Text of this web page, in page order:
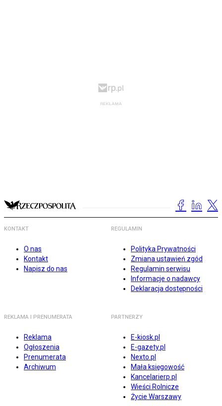
KONTAKT
O nas
Kontakt
Napisz do nas
REGULAMIN
Polityka Prywatności
Zmiana ustawień zgód
Regulamin serwisu
Informacje o nadawcy
Deklaracja dostępności
REKLAMA I PRENUMERATA
Reklama
Ogłoszenia
Prenumerata
Archiwum
PARTNERZY
E-kiosk.pl
E-gazety.pl
Nexto.pl
Mała księgowość
Kancelarierp.pl
Wieści Rolnicze
Życie Warszawy